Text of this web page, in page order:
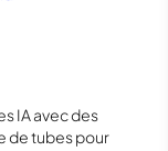
IA avec des
de tubes pour